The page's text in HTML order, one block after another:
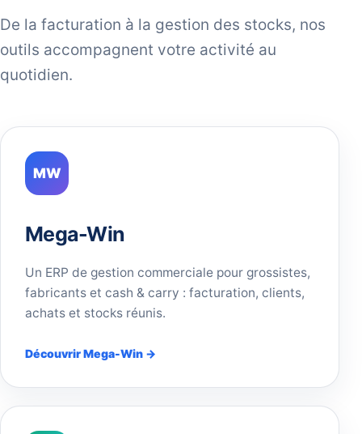
De la facturation à la gestion des stocks, nos
outils accompagnent votre activité au
quotidien.
MW
Mega-Win
Un ERP de gestion commerciale pour grossistes,
fabricants et cash & carry : facturation, clients,
achats et stocks réunis.
Découvrir Mega-Win →